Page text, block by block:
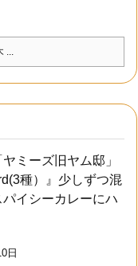
ヤミーズ旧ヤム邸」
種）』少しずつ混
イシーカレーにハ
日